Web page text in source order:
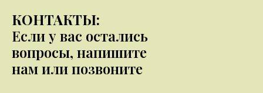
КОНТАКТЫ:
Если у вас остались
вопросы, напишите
нам или позвоните